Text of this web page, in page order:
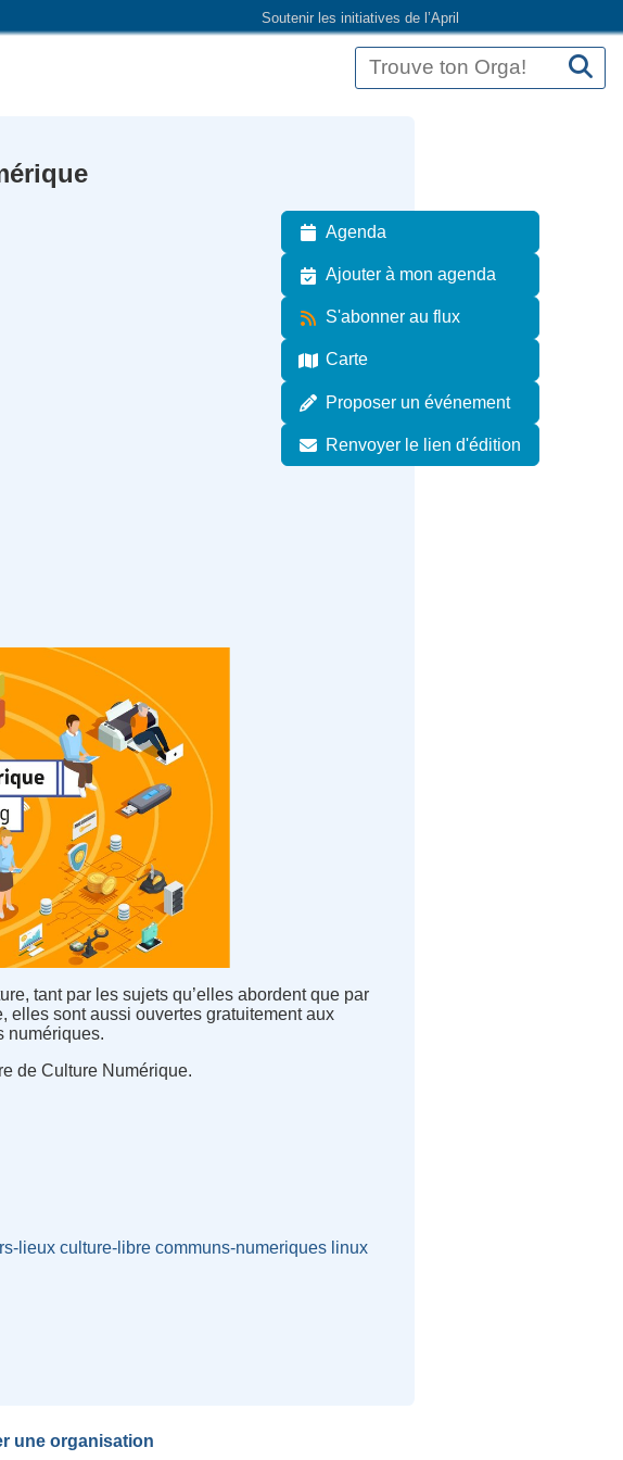
Soutenir les initiatives de l’April
Agenda
Ajouter à mon agenda
S'abonner au flux
Carte
Proposer un événement
Renvoyer le lien d'édition
tant par les sujets qu’elles abordent que par
elles sont aussi ouvertes gratuitement aux
numériques.
de Culture Numérique.
lieux culture-libre communs-numeriques linux
une organisation